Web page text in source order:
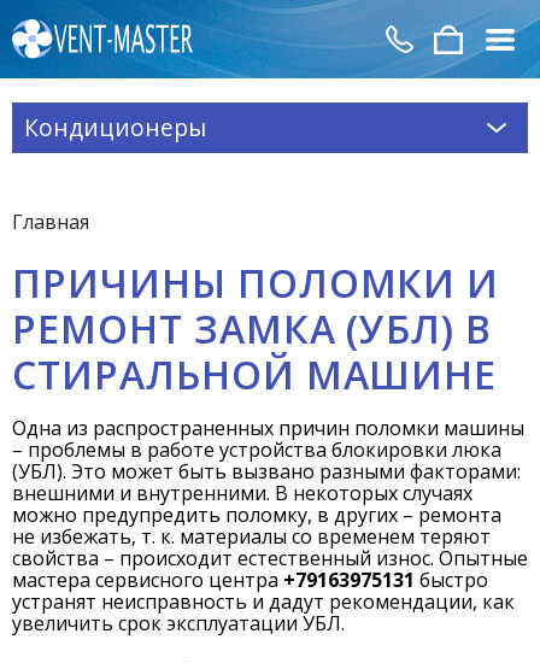
Главная
ПРИЧИНЫ ПОЛОМКИ И
РЕМОНТ ЗАМКА (УБЛ) В
СТИРАЛЬНОЙ МАШИНЕ
Одна из распространенных причин поломки машины
– проблемы в работе устройства блокировки люка
(УБЛ). Это может быть вызвано разными факторами:
внешними и внутренними. В некоторых случаях
можно предупредить поломку, в других – ремонта
не избежать, т. к. материалы со временем теряют
свойства – происходит естественный износ. Опытные
мастера сервисного центра +79163975131 быстро
устранят неисправность и дадут рекомендации, как
увеличить срок эксплуатации УБЛ.
Кондиционеры